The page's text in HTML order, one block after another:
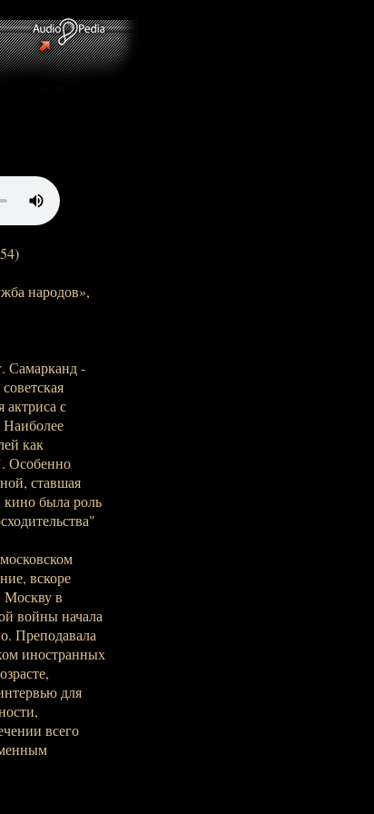
народов»,
Самарканд -
с
как
Особенно
ставшая
была роль
вскоре
Москву в
войны начала
Преподавала
иностранных
для
всего